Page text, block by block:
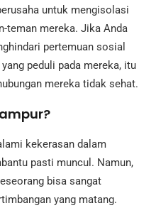
untuk mengisolasi
teman mereka. Jika Anda
pertemuan sosial
peduli pada mereka, itu
mereka tidak sehat.
kekerasan dalam
pasti muncul. Namun,
bisa sangat
yang matang.